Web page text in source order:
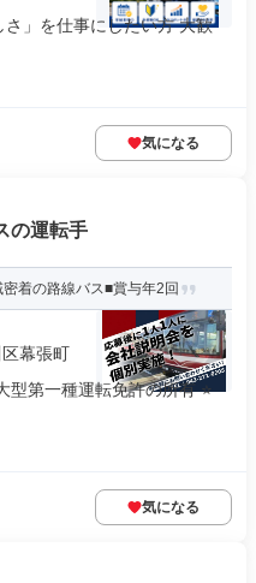
」を仕事にしたい方 大歓
気になる
の運転手
着の路線バス■賞与年2回
幕張町
型第一種運転免許の所有 ⭐
気になる